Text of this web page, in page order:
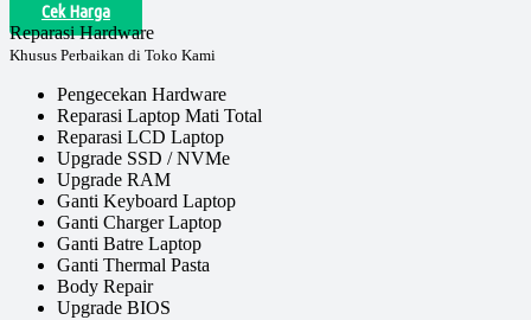
Cek Harga
Reparasi Hardware
Khusus Perbaikan di Toko Kami
Pengecekan Hardware
Reparasi Laptop Mati Total
Reparasi LCD Laptop
Upgrade SSD / NVMe
Upgrade RAM
Ganti Keyboard Laptop
Ganti Charger Laptop
Ganti Batre Laptop
Ganti Thermal Pasta
Body Repair
Upgrade BIOS